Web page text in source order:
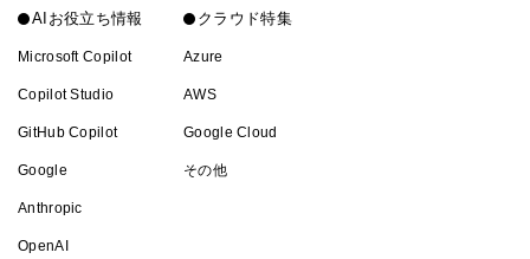
AIお役立ち情報
Microsoft Copilot
Copilot Studio
GitHub Copilot
Google
Anthropic
OpenAI
クラウド特集
Azure
AWS
Google Cloud
その他